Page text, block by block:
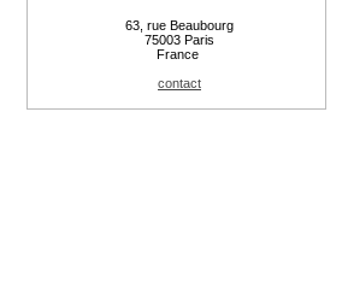
63, rue Beaubourg
75003 Paris
France
contact